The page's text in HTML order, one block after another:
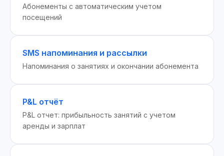
Абонементы с автоматическим учетом
посещений
SMS напоминания и рассылки
Напоминания о занятиях и окончании абонемента
P&L отчёт
P&L отчет: прибыльность занятий с учетом
аренды и зарплат